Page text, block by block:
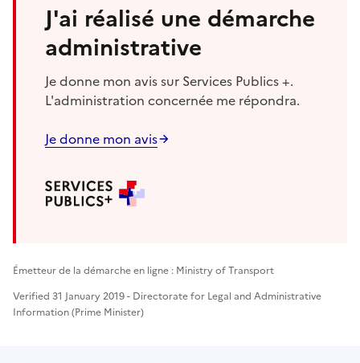
J'ai réalisé une démarche
administrative
Je donne mon avis sur Services Publics +.
L'administration concernée me répondra.
Je donne mon avis
Émetteur de la démarche en ligne : Ministry of Transport
Verified 31 January 2019 - Directorate for Legal and Administrative
Information (Prime Minister)